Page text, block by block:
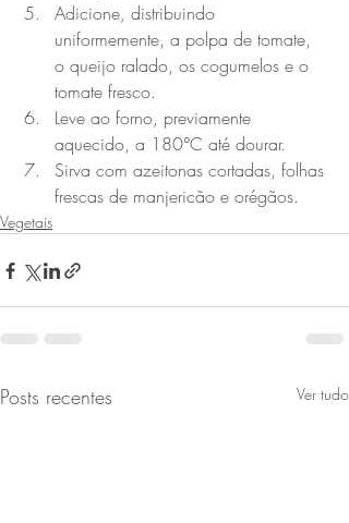
Adicione, distribuindo
uniformemente, a polpa de tomate,
o queijo ralado, os cogumelos e o
tomate fresco.
Leve ao forno, previamente
aquecido, a 180°C até dourar.
Sirva com azeitonas cortadas, folhas
frescas de manjericão e orégãos.
Vegetais
Posts recentes Ver tudo